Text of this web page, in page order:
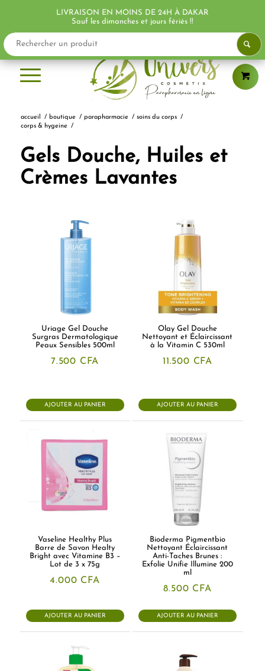
accueil / boutique / parapharmacie / soins du corps /
corps & hygeine
/
Gels Douche, Huiles et
Crèmes Lavantes
Uriage Gel Douche
Surgras Dermatologique
Peaux Sensibles 500ml
7.500 CFA
AJOUTER AU PANIER
Olay Gel Douche
Nettoyant et Éclaircissant
à la Vitamin C 530ml
11.500 CFA
AJOUTER AU PANIER
Vaseline Healthy Plus
Barre de Savon Healty
Bright avec Vitamine B3 –
Lot de 3 x 75g
4.000 CFA
AJOUTER AU PANIER
Bioderma Pigmentbio
Nettoyant Éclaircissant
Anti-Taches Brunes :
Exfolie Unifie Illumine 200
ml
8.500 CFA
AJOUTER AU PANIER
LIVRAISON EN MOINS DE 24H À DAKAR
Sauf les dimanches et jours fériés !!